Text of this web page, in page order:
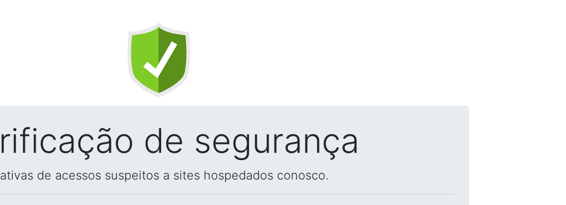
de segurança
de acessos suspeitos a sites hospedados conosco.